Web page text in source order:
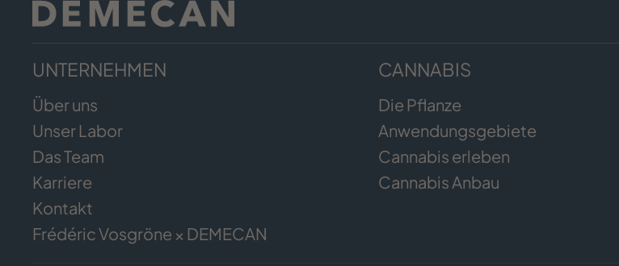
UNTERNEHMEN
Über uns
Unser Labor
Das Team
Karriere
Kontakt
Frédéric Vosgröne × DEMECAN
CANNABIS
Die Pflanze
Anwendungsgebiete
Cannabis erleben
Cannabis Anbau